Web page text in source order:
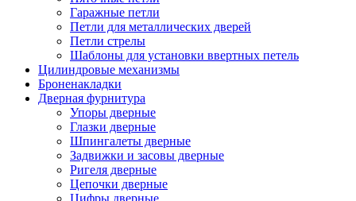
Гаражные петли
Петли для металлических дверей
Петли стрелы
Шаблоны для установки ввертных петель
Цилиндровые механизмы
Броненакладки
Дверная фурнитура
Упоры дверные
Глазки дверные
Шпингалеты дверные
Задвижки и засовы дверные
Ригеля дверные
Цепочки дверные
Цифры дверные